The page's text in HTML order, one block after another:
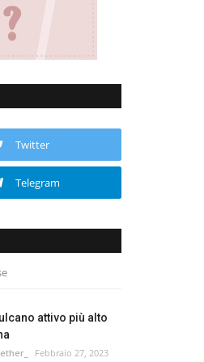
Twitter
Telegram
attivo più alto
Febbraio 27, 2023